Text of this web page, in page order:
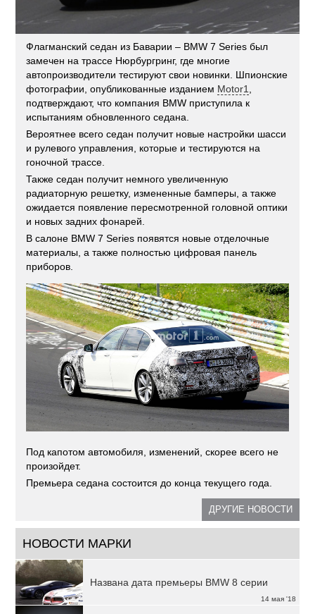
Флагманский седан из Баварии – BMW 7 Series был
замечен на трассе Нюрбургринг, где многие
автопроизводители тестируют свои новинки. Шпионские
фотографии, опубликованные изданием Motor1
подтверждают, что компания BMW приступила к
испытаниям обновленного седана.
Вероятнее всего седан получит новые настройки шасси
и рулевого управления, которые и тестируются на
гоночной трассе.
Также седан получит немного увеличенную
радиаторную решетку, измененные бамперы, а также
ожидается появление пересмотренной головной оптики
и новых задних фонарей.
В салоне BMW 7 Series появятся новые отделочные
материалы, а также полностью цифровая панель
приборов.
Под капотом автомобиля, изменений, скорее всего не
произойдет.
Премьера седана состоится до конца текущего года.
ДРУГИЕ НОВОСТИ
НОВОСТИ МАРКИ
14 мая '18
Названа дата премьеры BMW 8 серии